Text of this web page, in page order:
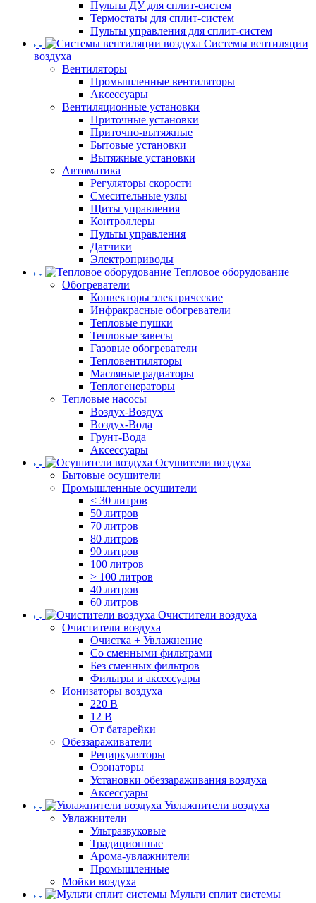
Пульты ДУ для сплит-систем
Термостаты для сплит-систем
Пульты управления для сплит-систем
Системы вентиляции
воздуха
Вентиляторы
Промышленные вентиляторы
Аксессуары
Вентиляционные установки
Приточные установки
Приточно-вытяжные
Бытовые установки
Вытяжные установки
Автоматика
Регуляторы скорости
Смесительные узлы
Щиты управления
Контроллеры
Пульты управления
Датчики
Электроприводы
Тепловое оборудование
Обогреватели
Конвекторы электрические
Инфракрасные обогреватели
Тепловые пушки
Тепловые завесы
Газовые обогреватели
Тепловентиляторы
Масляные радиаторы
Теплогенераторы
Тепловые насосы
Воздух-Воздух
Воздух-Вода
Грунт-Вода
Аксессуары
Осушители воздуха
Бытовые осушители
Промышленные осушители
< 30 литров
50 литров
70 литров
80 литров
90 литров
100 литров
> 100 литров
40 литров
60 литров
Очистители воздуха
Очистители воздуха
Очистка + Увлажнение
Cо сменными фильтрами
Без сменных фильтров
Фильтры и аксессуары
Ионизаторы воздуха
220 В
12 В
От батарейки
Обеззараживатели
Рециркуляторы
Озонаторы
Установки обеззараживания воздуха
Аксессуары
Увлажнители воздуха
Увлажнители
Ультразвуковые
Традиционные
Арома-увлажнители
Промышленные
Мойки воздуха
Мульти сплит системы